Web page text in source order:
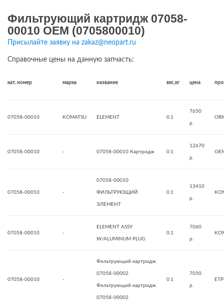
Фильтрующий картридж 07058-
00010 OEM (0705800010)
Присылайте заявку на zakaz@neopart.ru
Справочные цены на данную запчасть:
кат. номер марка название вес,кг цена
07058-00010 KOMATSU ELEMENT 0.1
7650
р.
07058-00010 - 07058-00010 Картридж 0.1
12670
р.
07058-00010 -
07058-00010
ФИЛЬТРУЮЩИЙ
ЭЛЕМЕНТ
0.1
13410
р.
07058-00010 -
ELEMENT ASSY
W/ALUMINUM PLUG
0.1
7060
р.
07058-00010 -
Фильтрующий картридж
07058-00002
Фильтрующий картридж
07058-00002
0.1
7050
р.
ETP